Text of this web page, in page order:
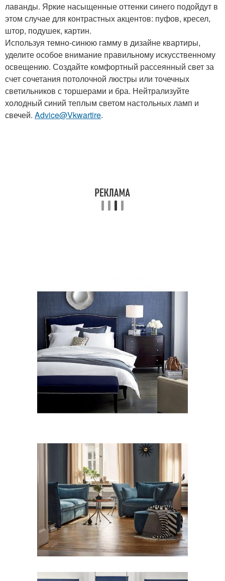
лаванды. Яркие насыщенные оттенки синего подойдут в
этом случае для контрастных акцентов: пуфов, кресел,
штор, подушек, картин.
Используя темно-синюю гамму в дизайне квартиры,
уделите особое внимание правильному искусственному
освещению. Создайте комфортный рассеянный свет за
счет сочетания потолочной люстры или точечных
светильников с торшерами и бра. Нейтрализуйте
холодный синий теплым светом настольных ламп и
свечей. Advice@Vkwartire.